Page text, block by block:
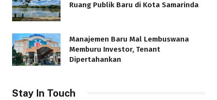
Ruang Publik Baru di Kota Samarinda
Manajemen Baru Mal Lembuswana
Memburu Investor, Tenant
Dipertahankan
Stay In Touch